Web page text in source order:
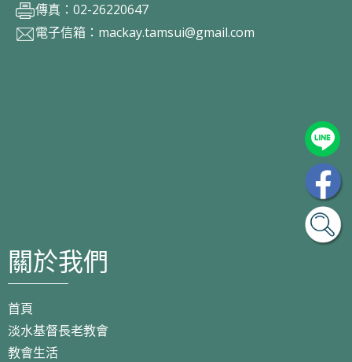
傳真：02-26220647
電子信箱： mackay.tamsui@gmail.com
關於我們
首頁
淡水基督長老教會
教會生活